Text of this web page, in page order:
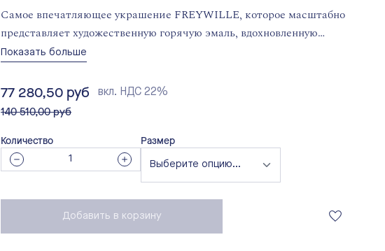
Самое впечатляющее украшение FREYWILLE, которое масштабно
представляет художественную горячую эмаль, вдохновленную
искусством и красотой мироздания.
Показать больше
77 280,50 руб
вместо
140 510,00 руб
вкл. НДС 22%
Количество Размер
Добавить в корзину